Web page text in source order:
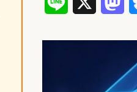
t